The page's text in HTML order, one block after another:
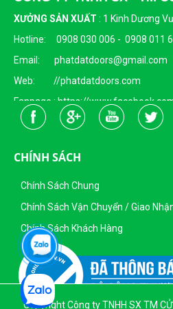
XƯỞNG SẢN XUẤT : 1 Kinh Dương
Hotline: 0908 030 006 - 0908 011
Email: phatdatdoors@gmail.com
Web: //phatdatdoors.com
Fanpage : https://
Người Đại Diện Pháp Luật: Bà Đặng
Ngày Cấp: 16/04/2015
Nơi Cấp: Sở KHĐT Thành Phố Hồ Chí
Sản Phẩm Của Công Ty TNHH SX -
CHÍNH SÁCH
Chính Sách Chung
Chính Sách Vận Chuyển / Giao
Chính Sách Khách Hàng
Copyright Công ty TNHH SX TM